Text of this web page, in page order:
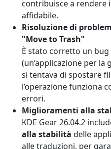
contribuisce a rendere
affidabile.
Risoluzione di
"Move to Trash"
È stato corretto un bug
(un’applicazione per
si tentava di spostare
l’operazione funziona
errori.
Miglioramenti alla
KDE Gear 26.04.2
alla stabilità delle
alle traduzioni, per